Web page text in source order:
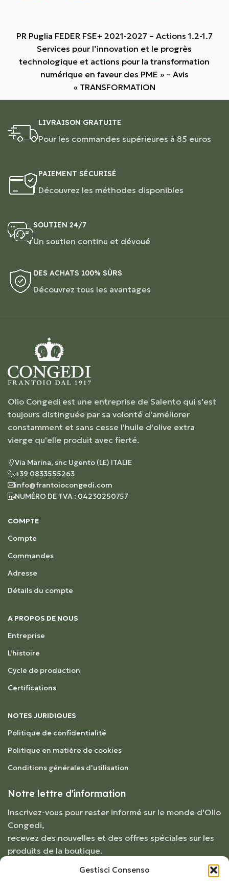
Gestisci Consenso
PR Puglia FEDER FSE+ 2021-2027 – Actions 1.2-1.7
Services pour l’innovation et le progrès
technologique et actions pour la transformation
numérique en faveur des PME » – Avis
« TRANSFORMATION
LIVRAISON GRATUITE
Pour les commandes supérieures à 85 euros
PAIEMENT SÉCURISÉ
Découvrez les méthodes disponibles
SOUTIEN 24/7
Un soutien continu et dévoué
DES ACHATS 100% SÛRS
Découvrez tous les avantages
Olio Congedi est une entreprise de Salento qui s'est
toujours distinguée par sa volonté d'améliorer
constamment et sans cesse l'huile d'olive extra
vierge qu'elle produit avec fierté.
Via Marina, snc Ugento (LE) ITALIE
+39 0833555263
info@frantoiocongedi.com
NUMÉRO DE TVA : 04230250757
COMPTE
Compte
Commandes
Adresse
Détails du compte
A PROPOS DE NOUS
Entreprise
L'histoire
Cycle de production
Certifications
NOTES JURIDIQUES
Politique de confidentialité
Politique en matière de cookies
Conditions générales d'utilisation
Notre lettre d'information
Inscrivez-vous pour rester informé sur le monde d'Olio
Congedi,
recevez des nouvelles et des offres spéciales sur les
produits de la boutique.